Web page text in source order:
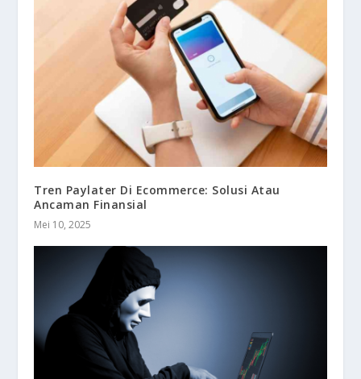
Tren Paylater Di Ecommerce: Solusi Atau
Ancaman Finansial
Mei 10, 2025